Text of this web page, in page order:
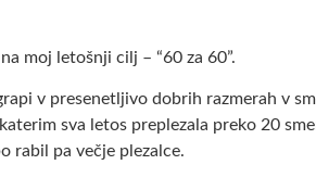
moj letošnji cilj – “60 za 60”.
v presenetljivo dobrih razmerah v
sva letos preplezala preko 20
rabil pa večje plezalce.